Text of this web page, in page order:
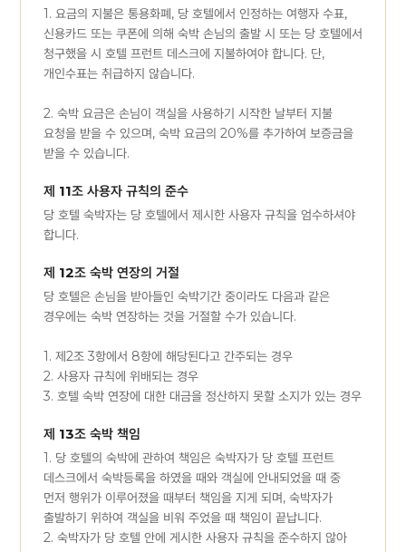
1. 요금의 지불은 통용화폐, 당 호텔에서 인정하는 여행자 수표,
신용카드 또는 쿠폰에 의해 숙박 손님의 출발 시 또는 당 호텔에서
청구했을 시 호텔 프런트 데스크에 지불하여야 합니다. 단,
개인수표는 취급하지 않습니다.
2. 숙박 요금은 손님이 객실을 사용하기 시작한 날부터 지불
요청을 받을 수 있으며, 숙박 요금의 20%를 추가하여 보증금을
받을 수 있습니다.
제 11조 사용자 규칙의 준수
당 호텔 숙박자는 당 호텔에서 제시한 사용자 규칙을 엄수하셔야
합니다.
제 12조 숙박 연장의 거절
당 호텔은 손님을 받아들인 숙박기간 중이라도 다음과 같은
경우에는 숙박 연장하는 것을 거절할 수가 있습니다.
1. 제2조 3항에서 8항에 해당된다고 간주되는 경우
2. 사용자 규칙에 위배되는 경우
3. 호텔 숙박 연장에 대한 대금을 정산하지 못할 소지가 있는 경우
제 13조 숙박 책임
1. 당 호텔의 숙박에 관하여 책임은 숙박자가 당 호텔 프런트
데스크에서 숙박등록을 하였을 때와 객실에 안내되었을 때 중
먼저 행위가 이루어졌을 때부터 책임을 지게 되며, 숙박자가
출발하기 위하여 객실을 비워 주었을 때 책임이 끝납니다.
2. 숙박자가 당 호텔 안에 게시한 사용자 규칙을 준수하지 않아